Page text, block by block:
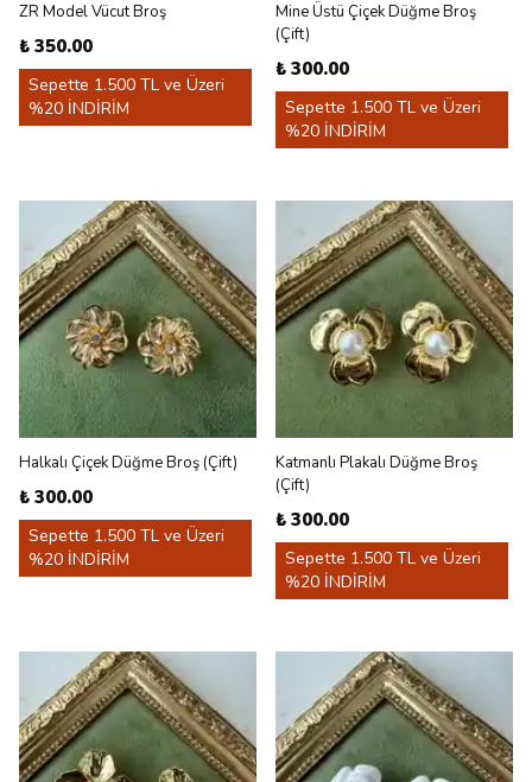
ZR Model Vücut Broş
₺ 350.00
Sepette 1.500 TL ve Üzeri
%20 İNDİRİM
Mine Üstü Çiçek Düğme Broş
(Çift)
₺ 300.00
Sepette 1.500 TL ve Üzeri
%20 İNDİRİM
Halkalı Çiçek Düğme Broş (Çift)
₺ 300.00
Sepette 1.500 TL ve Üzeri
%20 İNDİRİM
Katmanlı Plakalı Düğme Broş
(Çift)
₺ 300.00
Sepette 1.500 TL ve Üzeri
%20 İNDİRİM